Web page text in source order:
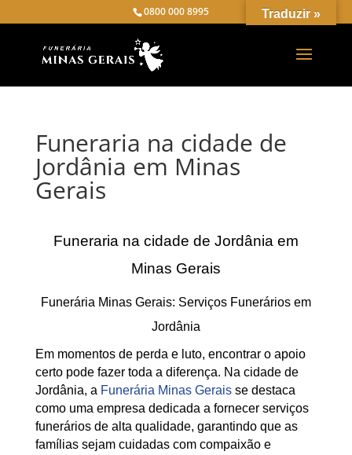
0800 000 8995
Funeraria na cidade de
Jordânia em Minas
Gerais
Funeraria na cidade de Jordânia em
Minas Gerais
Funerária Minas Gerais: Serviços Funerários em
Jordânia
Em momentos de perda e luto, encontrar o apoio
certo pode fazer toda a diferença. Na cidade de
Jordânia, a Funerária Minas Geraisse destaca
como uma empresa dedicada a fornecer serviços
funerários de alta qualidade, garantindo que as
famílias sejam cuidadas com compaixão e
Traduzir »